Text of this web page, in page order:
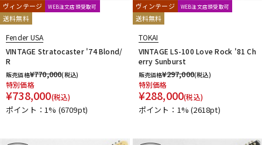
ヴィンテージ WEB注文店頭受取可
送料無料
Fender USA
VINTAGE Stratocaster '74 Blond/
R
販売価格¥770,000(税込)
特別価格
¥738,000(税込)
ポイント：1% (6709pt)
ヴィンテージ WEB注文店頭受取可
送料無料
TOKAI
VINTAGE LS-100 Love Rock '81 Ch
erry Sunburst
販売価格¥297,000(税込)
特別価格
¥288,000(税込)
ポイント：1%(2618pt)